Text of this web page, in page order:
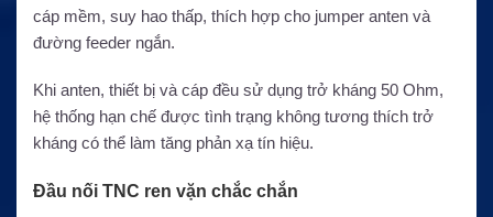
cáp mềm, suy hao thấp, thích hợp cho jumper anten và
đường feeder ngắn.
Khi anten, thiết bị và cáp đều sử dụng trở kháng 50 Ohm,
hệ thống hạn chế được tình trạng không tương thích trở
kháng có thể làm tăng phản xạ tín hiệu.
Đầu nối TNC ren vặn chắc chắn